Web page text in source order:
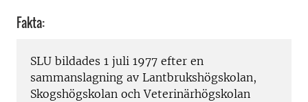
Fakta:
SLU bildades 1 juli 1977 efter en
sammanslagning av Lantbrukshögskolan,
Skogshögskolan och Veterinärhögskolan